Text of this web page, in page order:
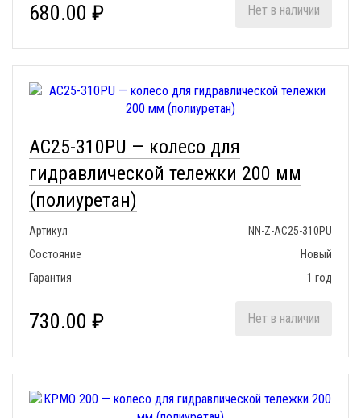
680.00 ₽ Нет в наличии
АС25-310PU — колесо для
гидравлической тележки 200 мм
(полиуретан)
Артикул
NN-Z-АС25-310PU
Состояние
Новый
Гарантия
1 год
730.00 ₽ Нет в наличии